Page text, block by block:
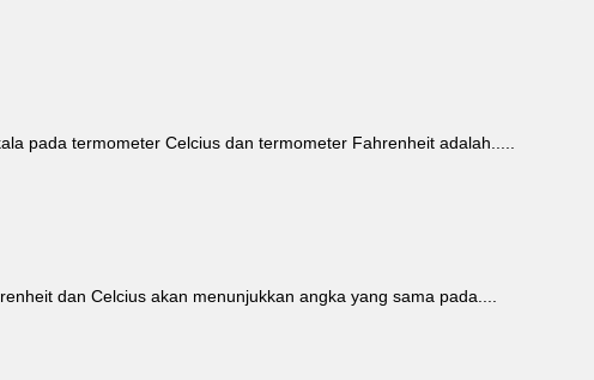
pada termometer Celcius dan termometer Fahrenheit adalah.....
dan Celcius akan menunjukkan angka yang sama pada....